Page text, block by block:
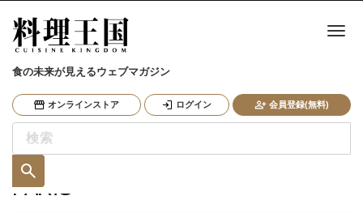
食の未来が見えるウェブマガジン
オンラインストア ログイン 会員登録(無料)
ナ
PARIS